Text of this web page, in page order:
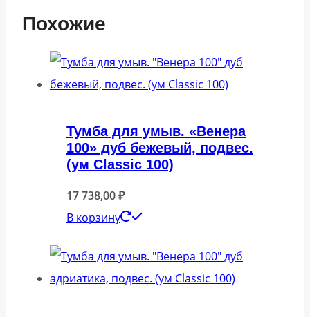
Похожие
Тумба для умыв. «Венера
100» дуб бежевый, подвес.
(ум Classic 100)
17 738,00₽
В корзину